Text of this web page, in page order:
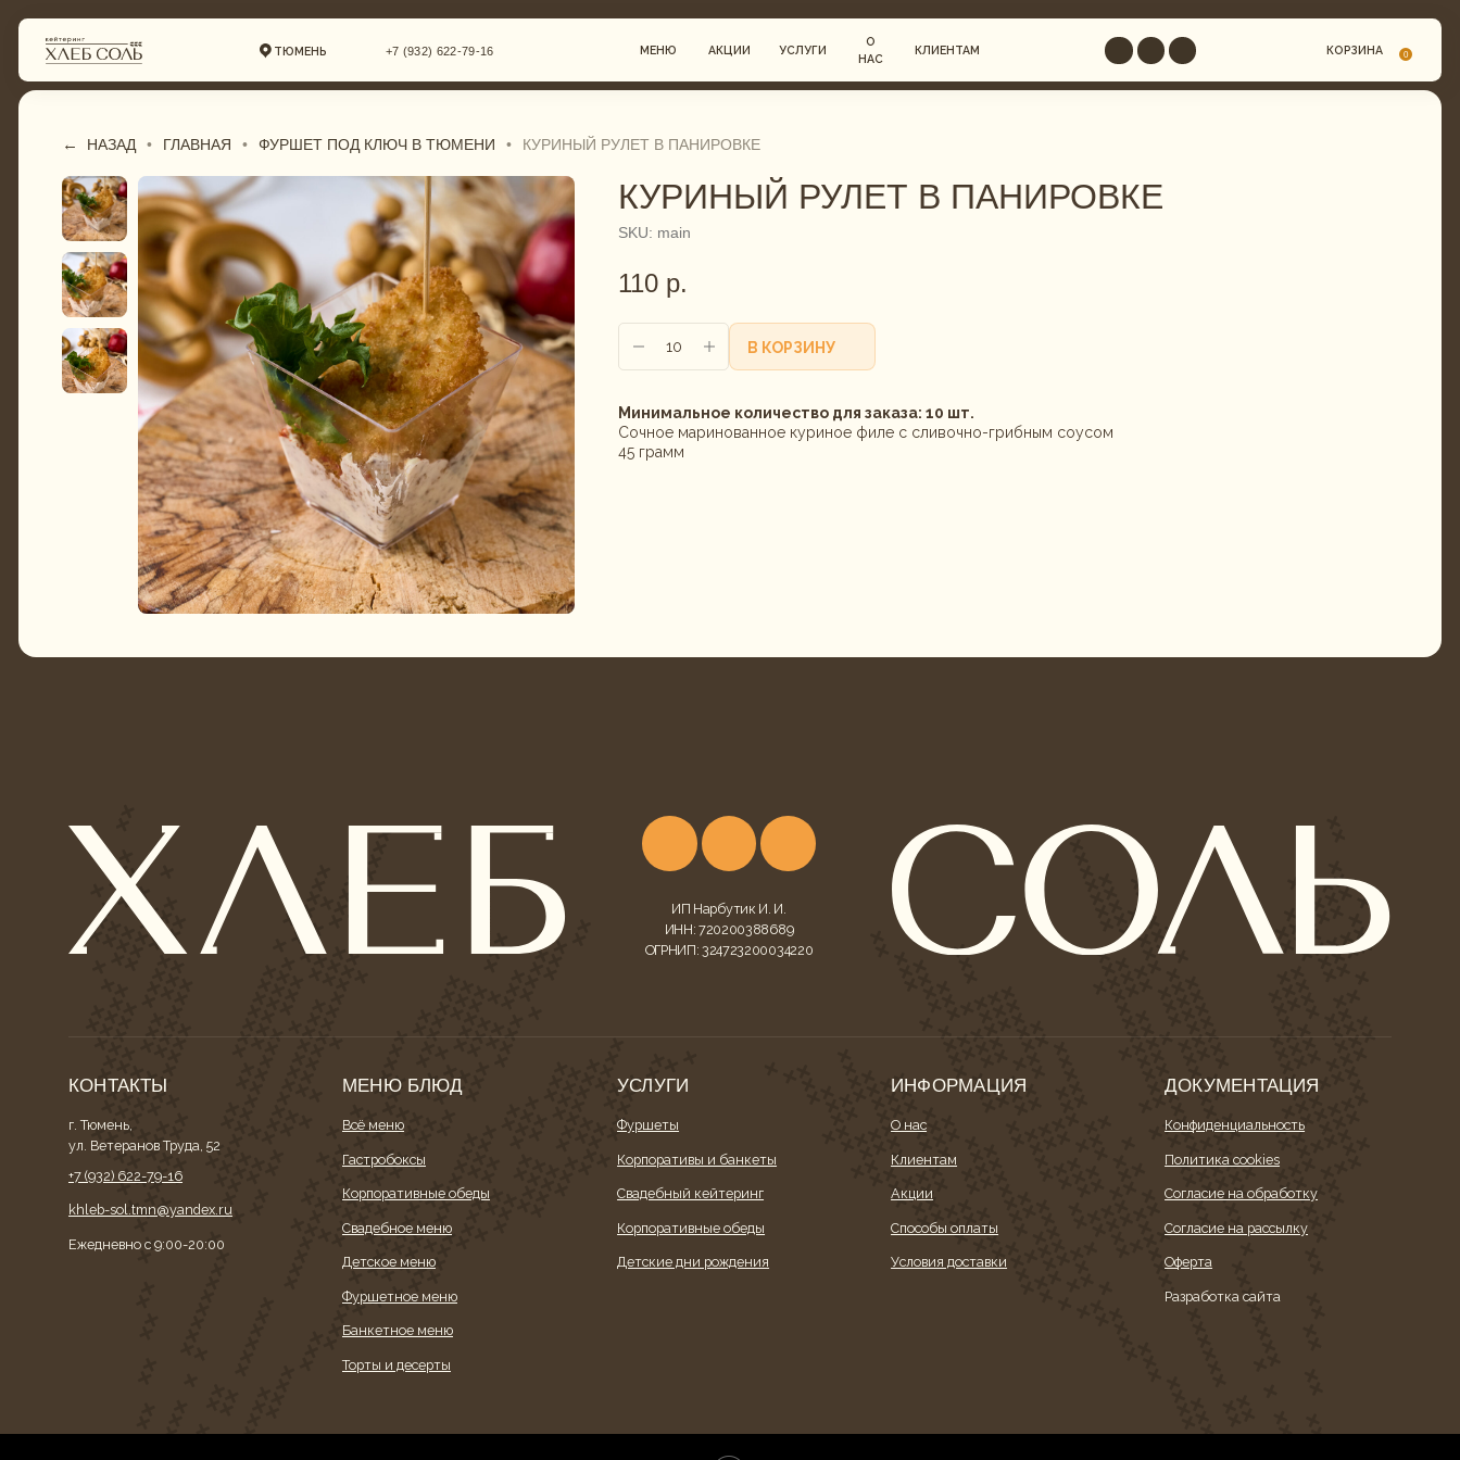
ТЮМЕНЬ +7 (932) 622-79-16 МЕНЮ АКЦИИ УСЛУГИ
НАС
КЛИЕНТАМ 0
ГАСТРОБОКСЫ
ФУРШЕТНОЕ МЕНЮ
БАНКЕТНОЕ МЕНЮ
СВАДЕБНОЕ МЕНЮ
ДЕТСКОЕ МЕНЮ
ТОРТЫ И ДЕСЕРТЫ
ПИРОГИ И ПИЦЦА
КОМПЛЕКСНЫЕ ОБЕДЫ
СВАДЕБНЫЙ КЕЙТЕРИНГ
КОМПЛЕКСНЫЕ ОБЕДЫ
ФУРШЕТ
БАНКЕТ
ДЕТСКИЙ КЕЙТЕРИНГ
ТОРТЫ И ДЕСЕРТЫ
ГАСТРОБОКСЫ
← НАЗАД • ГЛАВНАЯ • ФУРШЕТ ПОД КЛЮЧ В ТЮМЕНИ • КУРИНЫЙ РУЛЕТ В ПАНИРОВКЕ
КУРИНЫЙ РУЛЕТ В ПАНИРОВКЕ
SKU: main
110 р.
В КОРЗИНУ
Минимальное количество для заказа: 10 шт.
Сочное маринованное куриное филе с сливочно-грибным соусом
45 грамм
ИП Нарбутик И. И.
ОГРНИП: 324723200034220
КОНТАКТЫ
ул. Ветеранов Труда, 52
+7 (932) 622-79-16
khleb-sol.tmn@yandex.ru
Ежедневно с 9:00-20:00
МЕНЮ БЛЮД
Корпоративные обеды
Свадебное меню
Детское меню
Фуршетное меню
Банкетное меню
Торты и десерты
УСЛУГИ
Свадебный кейтеринг
Корпоративные обеды
Детские дни рождения
ИНФОРМАЦИЯ
Способы оплаты
Условия доставки
ДОКУМЕНТАЦИЯ
Согласие на обработку
Согласие на рассылку
Разработка сайта